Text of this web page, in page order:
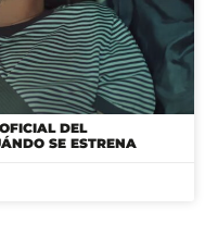
DEL
SE ESTRENA